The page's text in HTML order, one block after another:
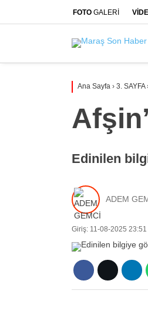
FOTO GALERİ
Ana Sayfa › 3. SAYFA
Edinilen
ADEM
Giriş: 11-08-2025 23:51